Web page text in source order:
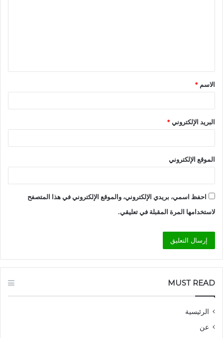
ق
*
الاسم *
البريد الإلكتروني*
الموقع الإلكتروني
احفظ اسمي، بريدي الإلكتروني، والموقع الإلكتروني في هذا المتصفح
لاستخدامها المرة المقبلة في تعليقي.
MUST READ
الرئيسية
عن